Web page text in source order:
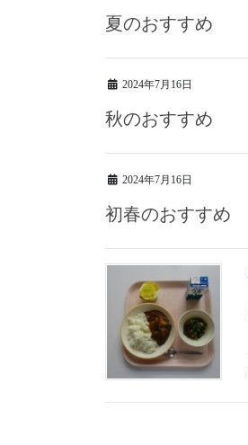
夏のおすすめ
2024年7月16日
秋のおすすめ
2024年7月16日
初春のおすすめ